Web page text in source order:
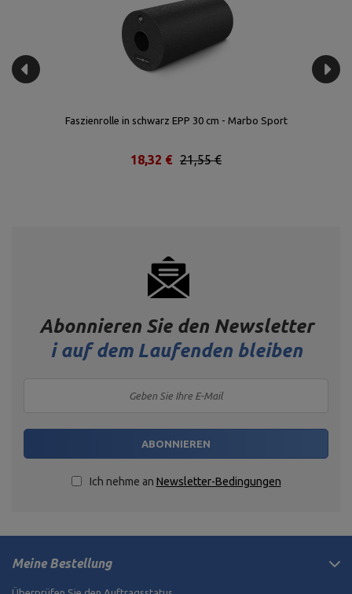
Faszienrolle in schwarz EPP 30 cm - Marbo Sport
21,55 €
18,32 €
Abonnieren Sie den Newsletter
iauf dem Laufenden bleiben
ABONNIEREN
Ich nehme an Newsletter-Bedingungen
Meine Bestellung